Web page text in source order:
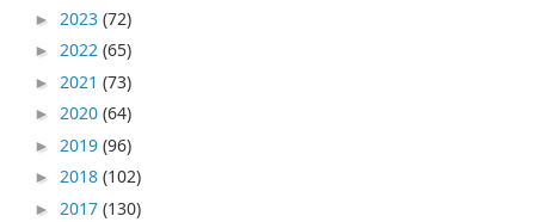
► 2023(72)
►2022(65)
► 2021(73)
►2020(64)
► 2019(96)
►2018(102)
► 2017(130)